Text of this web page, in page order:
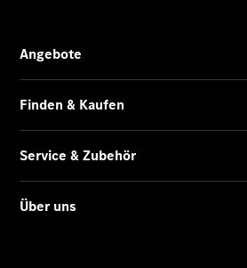
EU-
Reifenlabel